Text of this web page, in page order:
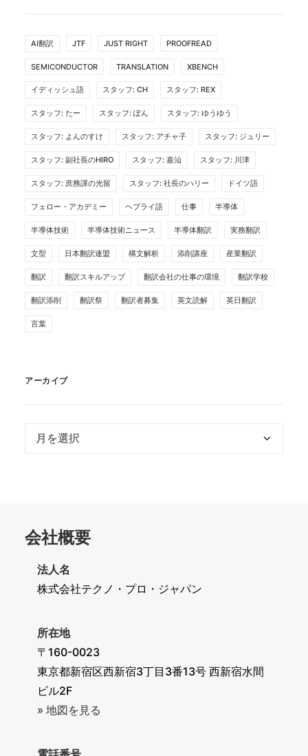
AI翻訳 JTF JUST RIGHT PROOFREAD
SEMICONDUCTOR TRANSLATION XBENCH
イディッシュ語 スタッフ: CH スタッフ: REX
スタッフ: たー スタッフ: ぽん スタッフ: ゆうゆう
スタッフ: よんのすけ スタッフ: アチャ子 スタッフ: ジュリー
スタッフ: 副社長のHIRO スタッフ: 嘉汕 スタッフ: 川津
スタッフ: 庶務課の光留 スタッフ: 社長のハリー ドイツ語
フェロー・アカデミー ヘブライ語 仕事 半導体
半導体技術 半導体技術ニュース 半導体翻訳 実務翻訳
文型 日本翻訳連盟 構文解析 添削講座 産業翻訳
翻訳 翻訳スキルアップ 翻訳会社の仕事の環境 翻訳学校
翻訳添削 翻訳祭 翻訳者募集 英文読解 英日翻訳
言葉
アーカイブ
会社概要
法人名
株式会社テクノ・プロ・ジャパン
所在地
〒160-0023
東京都新宿区西新宿3丁目3番13号 西新宿水間
ビル2F
» 地図を見る